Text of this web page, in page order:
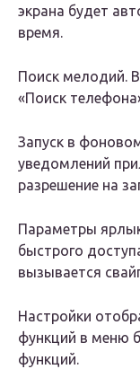
экрана будет
время.
Поиск мелодий.
«Поиск
Запуск в
уведомлений
разрешение на
Параметры
быстрого
вызывается
Настройки
функций в меню
функций.